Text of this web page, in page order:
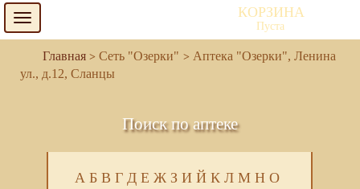
Toggle
navigation
КОРЗИНА
Пуста
Сеть "Озерки"
Аптека "Озерки", Ленина
ул., д.12, Сланцы
Поиск по аптеке
А Б В Г Д Е Ж З И Й К Л М Н О